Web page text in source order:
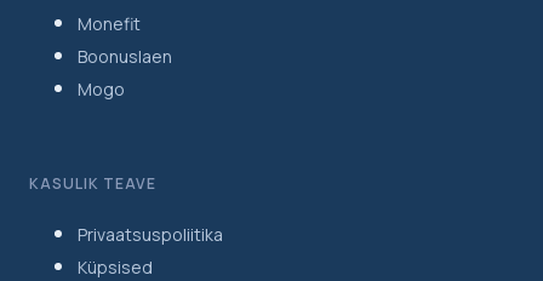
Monefit
Boonuslaen
Mogo
KASULIK TEAVE
Privaatsuspoliitika
Küpsised